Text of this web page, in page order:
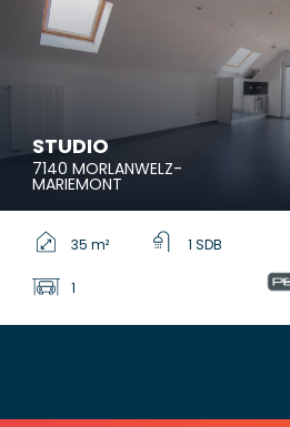
STUDIO
7140 MORLANWELZ-
MARIEMONT
35 m² 1 SDB